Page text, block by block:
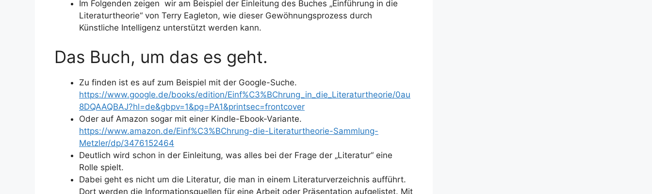
Im Folgenden zeigen wir am Beispiel der Einleitung des Buches „Einführung in die
Literaturtheorie“ von Terry Eagleton, wie dieser Gewöhnungsprozess durch
Künstliche Intelligenz unterstützt werden kann.
Das Buch, um das es geht.
Zu finden ist es auf zum Beispiel mit der Google-Suche.
https://www.google.de/books/edition/Einf%C3%BChrung_in_die_Literaturtheorie/0au
8DQAAQBAJ?hl=de&gbpv=1&pg=PA1&printsec=frontcover
Oder auf Amazon sogar mit einer Kindle-Ebook-Variante.
https://www.amazon.de/Einf%C3%BChrung-die-Literaturtheorie-Sammlung-
Metzler/dp/3476152464
Deutlich wird schon in der Einleitung, was alles bei der Frage der „Literatur“ eine
Rolle spielt.
Dabei geht es nicht um die Literatur, die man in einem Literaturverzeichnis aufführt.
Dort werden die Informationsquellen für eine Arbeit oder Präsentation aufgelistet. Mit